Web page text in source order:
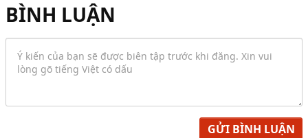
BÌNH LUẬN
GỬI BÌNH LUẬN